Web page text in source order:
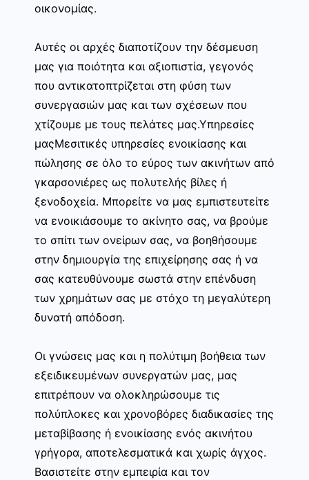
οικονομίας.
Αυτές οι αρχές διαποτίζουν την δέσμευση
μας για ποιότητα και αξιοπιστία, γεγονός
που αντικατοπτρίζεται στη φύση των
συνεργασιών μας και των σχέσεων που
χτίζουμε με τους πελάτες μας.Υπηρεσίες
μαςΜεσιτικές υπηρεσίες ενοικίασης και
πώλησης σε όλο το εύρος των ακινήτων από
γκαρσονιέρες ως πολυτελής βίλες ή
ξενοδοχεία. Μπορείτε να μας εμπιστευτείτε
να ενοικιάσουμε το ακίνητο σας, να βρούμε
το σπίτι των ονείρων σας, να βοηθήσουμε
στην δημιουργία της επιχείρησης σας ή να
σας κατευθύνουμε σωστά στην επένδυση
των χρημάτων σας με στόχο τη μεγαλύτερη
δυνατή απόδοση.
Οι γνώσεις μας και η πολύτιμη βοήθεια των
εξειδικευμένων συνεργατών μας, μας
επιτρέπουν να ολοκληρώσουμε τις
πολύπλοκες και χρονοβόρες διαδικασίες της
μεταβίβασης ή ενοικίασης ενός ακινήτου
γρήγορα, αποτελεσματικά και χωρίς άγχος.
Βασιστείτε στην εμπειρία και τον